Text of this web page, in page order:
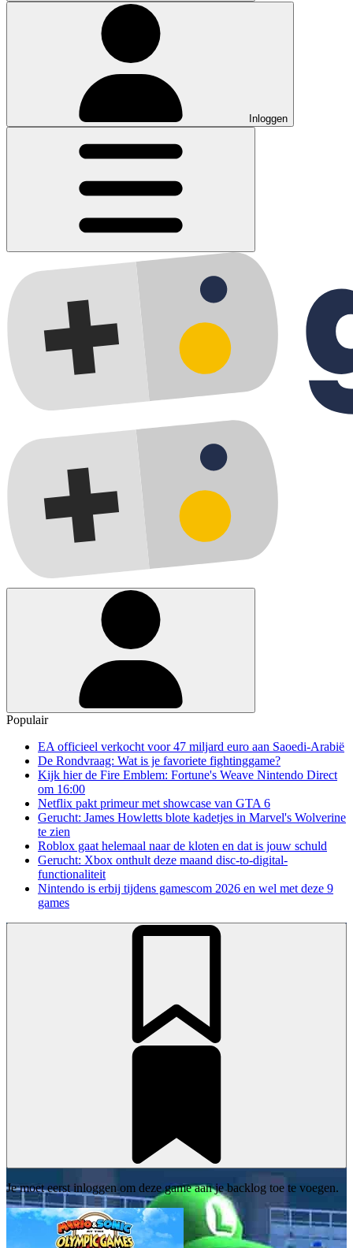
Inloggen
Populair
EA officieel verkocht voor 47 miljard euro aan Saoedi-Arabië
De Rondvraag: Wat is je favoriete fightinggame?
Kijk hier de Fire Emblem: Fortune's Weave Nintendo Direct
om 16:00
Netflix pakt primeur met showcase van GTA 6
Gerucht: James Howletts blote kadetjes in Marvel's Wolverine
te zien
Roblox gaat helemaal naar de kloten en dat is jouw schuld
Gerucht: Xbox onthult deze maand disc-to-digital-
functionaliteit
Nintendo is erbij tijdens gamescom 2026 en wel met deze 9
games
Je moet eerst inloggen om deze game aan je backlog toe te voegen.